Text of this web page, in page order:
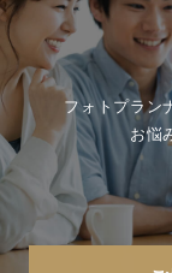
フォトプラン
お悩